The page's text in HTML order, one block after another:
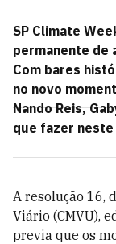
SP Climate
permanente de
Com bares
no novo
Nando Reis,
que fazer neste
A resolução 16,
Viário (CMVU),
previa que os